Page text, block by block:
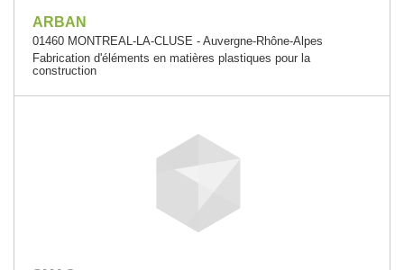
ARBAN
01460 MONTREAL-LA-CLUSE - Auvergne-Rhône-Alpes
Fabrication d'éléments en matières plastiques pour la
construction